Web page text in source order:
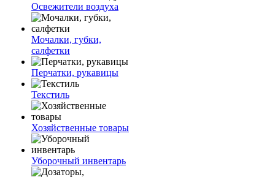
Освежители воздуха
Мочалки, губки,
салфетки
Перчатки, рукавицы
Текстиль
Хозяйственные товары
Уборочный инвентарь